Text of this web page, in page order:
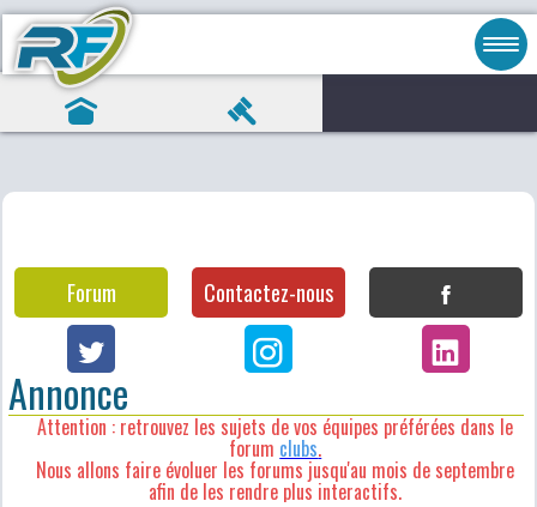
Forum Contactez-nous
Annonce
Attention : retrouvez les sujets de vos équipes préférées dans le
forum clubs.
Nous allons faire évoluer les forums jusqu'au mois de septembre
afin de les rendre plus interactifs.